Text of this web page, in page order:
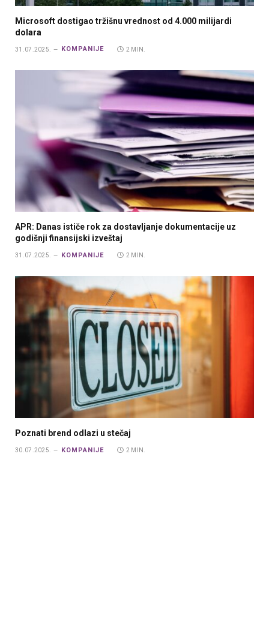
Microsoft dostigao tržišnu vrednost od 4.000 milijardi
dolara
31.07.2025. KOMPANIJE 2 MIN.
APR: Danas ističe rok za dostavljanje dokumentacije uz
godišnji finansijski izveštaj
31.07.2025. KOMPANIJE 2 MIN.
Poznati brend odlazi u stečaj
30.07.2025. KOMPANIJE 2 MIN.